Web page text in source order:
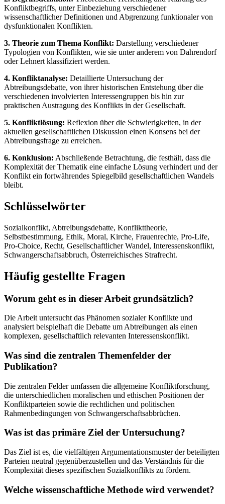
Konfliktbegriffs, unter Einbeziehung verschiedener
wissenschaftlicher Definitionen und Abgrenzung funktionaler von
dysfunktionalen Konflikten.
3. Theorie zum Thema Konflikt: Darstellung verschiedener
Typologien von Konflikten, wie sie unter anderem von Dahrendorf
oder Lehnert klassifiziert werden.
4. Konfliktanalyse: Detaillierte Untersuchung der
Abtreibungsdebatte, von ihrer historischen Entstehung über die
verschiedenen involvierten Interessengruppen bis hin zur
praktischen Austragung des Konflikts in der Gesellschaft.
5. Konfliktlösung: Reflexion über die Schwierigkeiten, in der
aktuellen gesellschaftlichen Diskussion einen Konsens bei der
Abtreibungsfrage zu erreichen.
6. Konklusion: Abschließende Betrachtung, die festhält, dass die
Komplexität der Thematik eine einfache Lösung verhindert und der
Konflikt ein fortwährendes Spiegelbild gesellschaftlichen Wandels
bleibt.
Schlüsselwörter
Sozialkonflikt, Abtreibungsdebatte, Konflikttheorie,
Selbstbestimmung, Ethik, Moral, Kirche, Frauenrechte, Pro-Life,
Pro-Choice, Recht, Gesellschaftlicher Wandel, Interessenskonflikt,
Schwangerschaftsabbruch, Österreichisches Strafrecht.
Häufig gestellte Fragen
Worum geht es in dieser Arbeit grundsätzlich?
Die Arbeit untersucht das Phänomen sozialer Konflikte und
analysiert beispielhaft die Debatte um Abtreibungen als einen
komplexen, gesellschaftlich relevanten Interessenskonflikt.
Was sind die zentralen Themenfelder der
Publikation?
Die zentralen Felder umfassen die allgemeine Konfliktforschung,
die unterschiedlichen moralischen und ethischen Positionen der
Konfliktparteien sowie die rechtlichen und politischen
Rahmenbedingungen von Schwangerschaftsabbrüchen.
Was ist das primäre Ziel der Untersuchung?
Das Ziel ist es, die vielfältigen Argumentationsmuster der beteiligten
Parteien neutral gegenüberzustellen und das Verständnis für die
Komplexität dieses spezifischen Sozialkonflikts zu fördern.
Welche wissenschaftliche Methode wird verwendet?